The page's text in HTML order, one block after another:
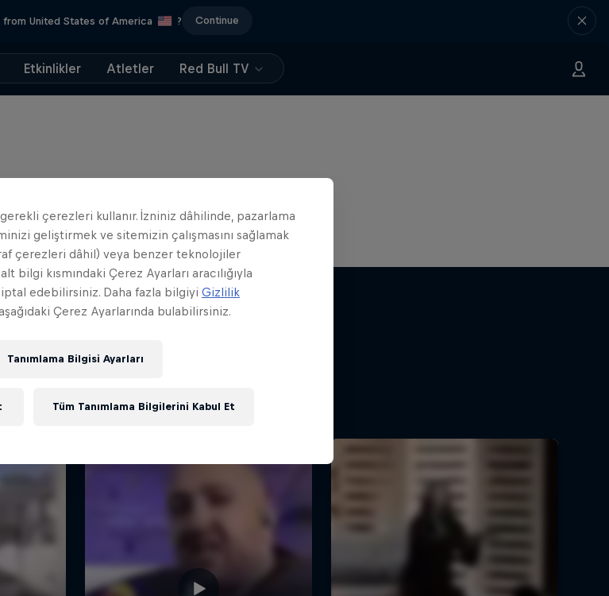
United States of America ? Continue
Etkinlikler Atletler Red Bull TV
çerezleri kullanır. İzniniz dâhilinde, pazarlama
geliştirmek ve sitemizin çalışmasını sağlamak
çerezleri dâhil) veya benzer teknolojiler
bilgi kısmındaki Çerez Ayarları aracılığıyla
iptal edebilirsiniz. Daha fazla bilgiyi Gizlilik
Çerez Ayarlarında bulabilirsiniz.
Tanımlama Bilgisi Ayarları
Tüm Tanımlama Bilgilerini Kabul Et